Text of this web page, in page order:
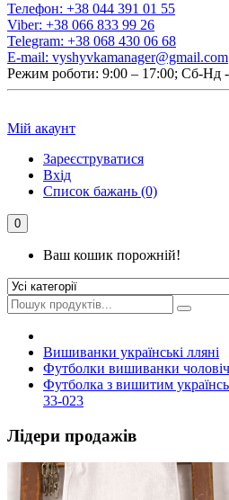
Телефон: +38 044 391 01 55
Viber: +38 066 833 99 26
Telegram: +38 068 430 06 68
E-mail: vyshyvkamanager@gmail.com
Режим роботи: 9:00 – 17:00; Сб-Нд -
Мій акаунт
Зареєструватися
Вхід
Список бажань (0)
0
Ваш кошик порожній!
Вишиванки українські лляні
Футболки вишиванки
Футболка з вишитим
33-023
Лідери продажів